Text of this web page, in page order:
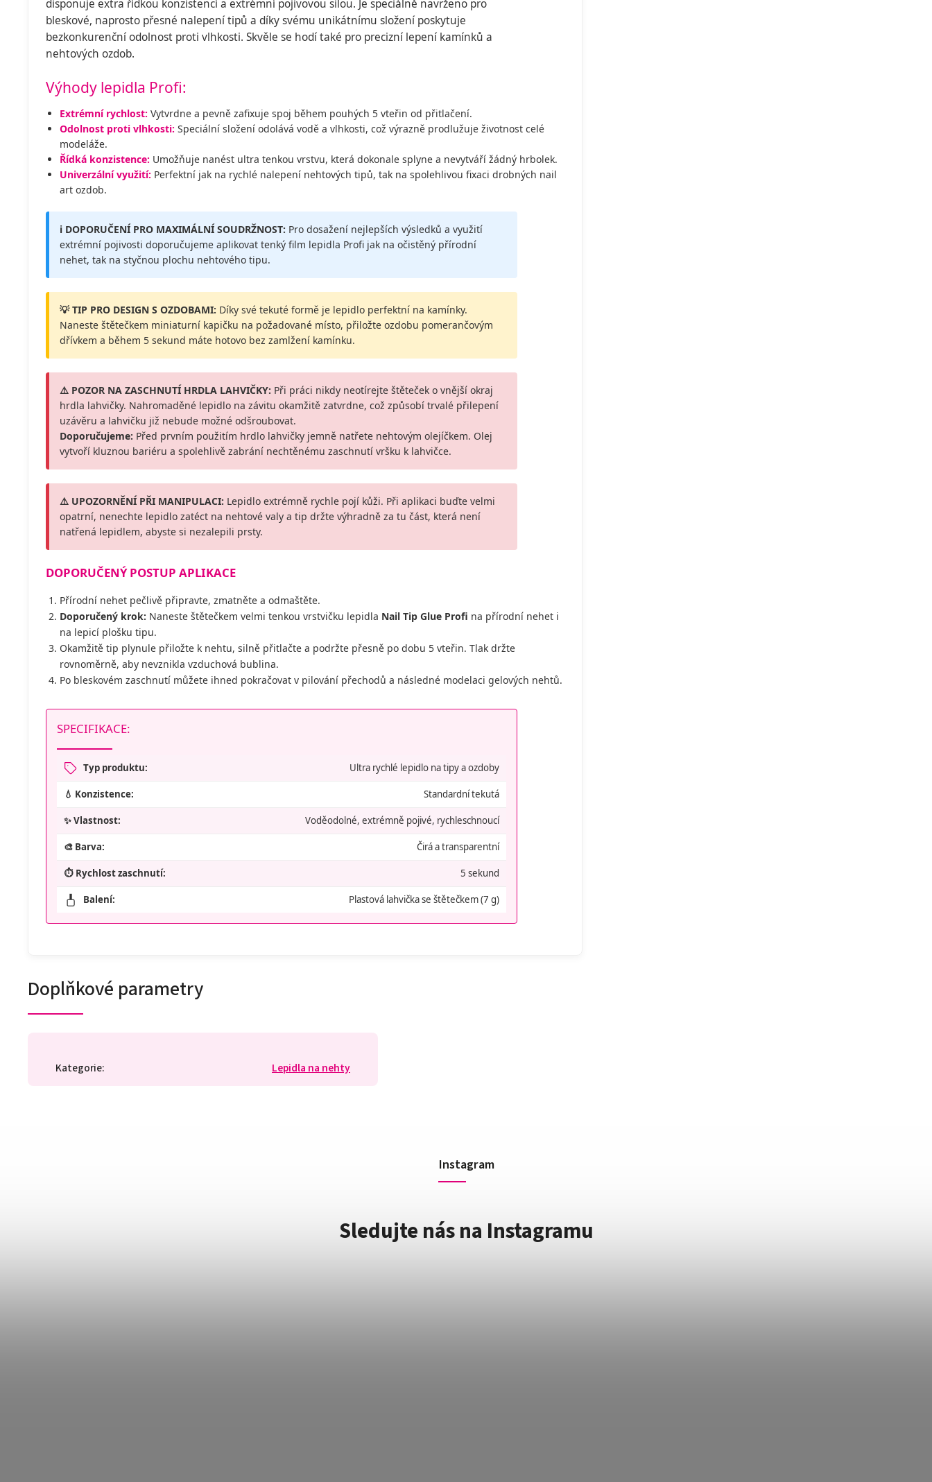
disponuje extra řídkou konzistencí a extrémní pojivovou silou. Je speciálně navrženo pro
bleskové, naprosto přesné nalepení tipů a díky svému unikátnímu složení poskytuje
bezkonkurenční odolnost proti vlhkosti. Skvěle se hodí také pro precizní lepení kamínků a
nehtových ozdob.
Výhody lepidla Profi:
Extrémní rychlost: Vytvrdne a pevně zafixuje spoj během pouhých 5 vteřin od přitlačení.
Odolnost proti vlhkosti: Speciální složení odolává vodě a vlhkosti, což výrazně prodlužuje životnost celé
modeláže.
Řídká konzistence: Umožňuje nanést ultra tenkou vrstvu, která dokonale splyne a nevytváří žádný hrbolek.
Univerzální využití: Perfektní jak na rychlé nalepení nehtových tipů, tak na spolehlivou fixaci drobných nail
art ozdob.
ℹ️ DOPORUČENÍ PRO MAXIMÁLNÍ SOUDRŽNOST: Pro dosažení nejlepších výsledků a využití
extrémní pojivosti doporučujeme aplikovat tenký film lepidla Profi jak na očistěný přírodní
nehet, tak na styčnou plochu nehtového tipu.
💡 TIP PRO DESIGN S OZDOBAMI: Díky své tekuté formě je lepidlo perfektní na kamínky.
Naneste štětečkem miniaturní kapičku na požadované místo, přiložte ozdobu pomerančovým
dřívkem a během 5 sekund máte hotovo bez zamlžení kamínku.
⚠️ POZOR NA ZASCHNUTÍ HRDLA LAHVIČKY: Při práci nikdy neotírejte štěteček o vnější okraj
hrdla lahvičky. Nahromaděné lepidlo na závitu okamžitě zatvrdne, což způsobí trvalé přilepení
uzávěru a lahvičku již nebude možné odšroubovat.
Doporučujeme: Před prvním použitím hrdlo lahvičky jemně natřete nehtovým olejíčkem. Olej
vytvoří kluznou bariéru a spolehlivě zabrání nechtěnému zaschnutí vršku k lahvičce.
⚠️ UPOZORNĚNÍ PŘI MANIPULACI: Lepidlo extrémně rychle pojí kůži. Při aplikaci buďte velmi
opatrní, nenechte lepidlo zatéct na nehtové valy a tip držte výhradně za tu část, která není
natřená lepidlem, abyste si nezalepili prsty.
DOPORUČENÝ POSTUP APLIKACE
Přírodní nehet pečlivě připravte, zmatněte a odmaštěte.
Doporučený krok: Naneste štětečkem velmi tenkou vrstvičku lepidla Nail Tip Glue Profi na přírodní nehet i
na lepicí plošku tipu.
Okamžitě tip plynule přiložte k nehtu, silně přitlačte a podržte přesně po dobu 5 vteřin. Tlak držte
rovnoměrně, aby nevznikla vzduchová bublina.
Po bleskovém zaschnutí můžete ihned pokračovat v pilování přechodů a následné modelaci gelových nehtů.
SPECIFIKACE:
Typ produktu: Ultra rychlé lepidlo na tipy a ozdoby
💧 Konzistence: Standardní tekutá
✨ Vlastnost: Voděodolné, extrémně pojivé, rychleschnoucí
🎨 Barva: Čirá a transparentní
⏱️ Rychlost zaschnutí: 5 sekund
Balení: Plastová lahvička se štětečkem (7 g)
Doplňkové parametry
Kategorie: Lepidla na nehty
Instagram
Sledujte nás na Instagramu